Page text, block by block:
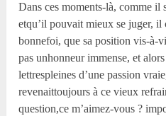
Dans ces moments-là, comme il
etqu’il pouvait mieux se juger, il
bonnefoi, que sa position vis-à-
pas unhonneur immense, et
lettrespleines d’une passion
revenaittoujours à ce vieux
question,ce m’aimez-vous ?